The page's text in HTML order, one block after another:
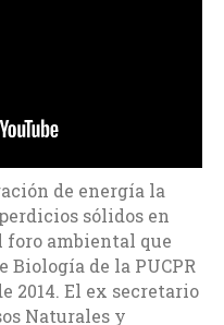
de energía la
sólidos en
foro ambiental que
Biología de la PUCPR
2014. El ex secretario
Naturales y